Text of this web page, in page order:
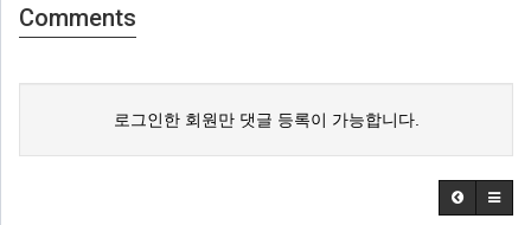
Comments
로그인한 회원만 댓글 등록이 가능합니다.